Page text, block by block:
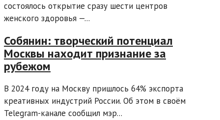
состоялось открытие сразу шести центров
женского здоровья —...
Собянин: творческий потенциал
Москвы находит признание за
рубежом
В 2024 году на Москву пришлось 64% экспорта
креативных индустрий России. Об этом в своём
Telegram-канале сообщил мэр...